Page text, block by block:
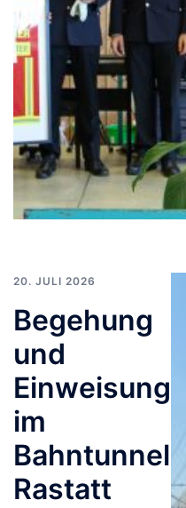
20. JULI 2026
Begehung
und
Einweisung
im
Bahntunnel
Rastatt